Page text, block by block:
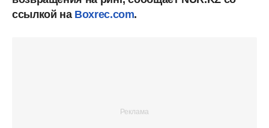
ссылкой на Boxrec.com.